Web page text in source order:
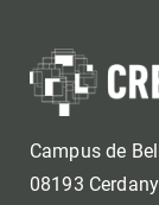
Campus de
08193